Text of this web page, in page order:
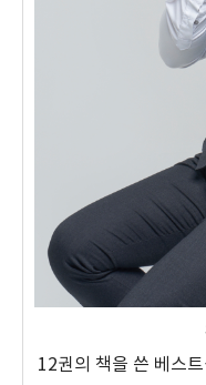
12권의 책을 쓴 베스